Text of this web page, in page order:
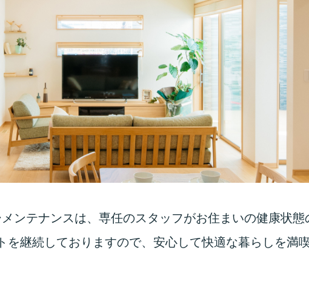
ンテナンスは、専任のスタッフがお住まいの健康状態
継続しておりますので、安心して快適な暮らしを満